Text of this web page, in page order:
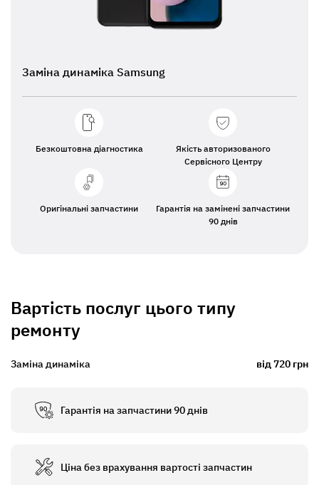
Заміна динаміка Samsung
Безкоштовна діагностика
Якість авторизованого
Сервісного Центру
Оригінальні запчастини
Гарантія на замінені запчастини
90 днів
Вартість послуг цього типу
ремонту
Заміна динаміка від 720 грн
Гарантія на запчастини 90 днів
Ціна без врахування вартості запчастин